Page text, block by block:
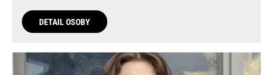
DETAIL OSOBY